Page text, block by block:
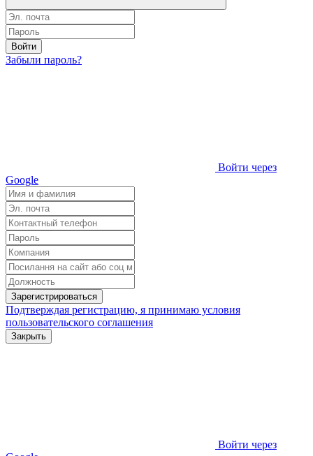
Войти
Забыли пароль?
Войти через
Google
Зарегистрироваться
Подтверждая регистрацию, я принимаю условия
пользовательского соглашения
Закрыть
Войти через